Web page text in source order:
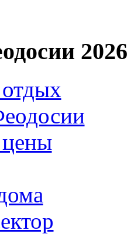
2026